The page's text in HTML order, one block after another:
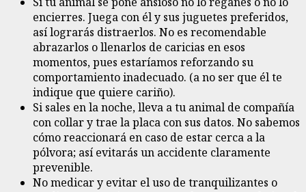
encierres. Juega con él y sus juguetes preferidos,
así lograrás distraerlos. No es recomendable
abrazarlos o llenarlos de caricias en esos
momentos, pues estaríamos reforzando su
comportamiento inadecuado. (a no ser que él te
indique que quiere cariño).
Si sales en la noche, lleva a tu animal de compañía
con collar y trae la placa con sus datos. No sabemos
cómo reaccionará en caso de estar cerca a la
pólvora; así evitarás un accidente claramente
prevenible.
No medicar y evitar el uso de tranquilizantes o